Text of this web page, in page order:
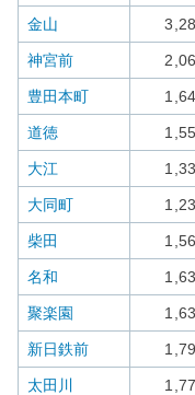
金山
神宮前
豊田本町
道徳
大江
大同町
柴田
名和
聚楽園
新日鉄前
太田川